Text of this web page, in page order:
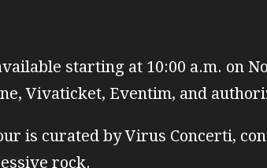
starting at 10:00 a.m. on
Vivaticket, Eventim, and
is curated by Virus Concerti,
rock.